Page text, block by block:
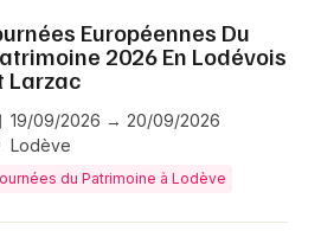
en Languedoc-
en Occitanie
Européennes Du
2026 En Lodévois
Larzac
19/09/2026 → 20/09/2026
Lodève
du Patrimoine à Lodève